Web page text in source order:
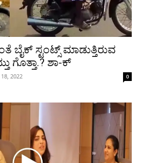
ಬೈಕ್ ಸ್ಟಂಟ್ಸ್ ಮಾಡುತ್ತಿರುವ
ಗೊತ್ತಾ.? ಶಾ-ಕ್
18, 2022 0